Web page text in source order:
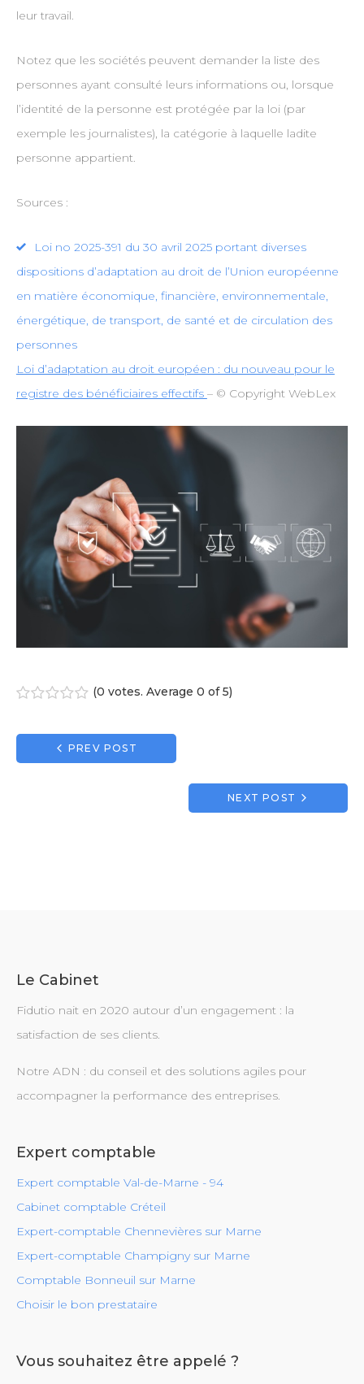
leur travail.
Notez que les sociétés peuvent demander la liste des
personnes ayant consulté leurs informations ou, lorsque
l’identité de la personne est protégée par la loi (par
exemple les journalistes), la catégorie à laquelle ladite
personne appartient.
Sources :
Loi no 2025-391 du 30 avril 2025 portant diverses
dispositions d’adaptation au droit de l’Union européenne
en matière économique, financière, environnementale,
énergétique, de transport, de santé et de circulation des
personnes
Loi d’adaptation au droit européen : du nouveau pour le
registre des bénéficiaires effectifs – © Copyright WebLex
(0 votes. Average 0 of 5)
Navigation
de
PREV POST
NEXT POST
Le Cabinet
Fidutio nait en 2020 autour d’un engagement : la
satisfaction de ses clients.
Notre ADN : du conseil et des solutions agiles pour
accompagner la performance des entreprises.
Expert comptable
Expert comptable Val-de-Marne - 94
Cabinet comptable Créteil
Expert-comptable Chennevières sur Marne
Expert-comptable Champigny sur Marne
Comptable Bonneuil sur Marne
Choisir le bon prestataire
Vous souhaitez être appelé ?